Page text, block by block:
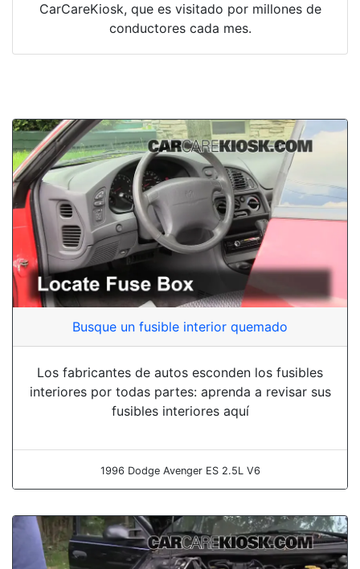
CarCareKiosk, que es visitado por millones de
conductores cada mes.
Busque un fusible interior quemado
Los fabricantes de autos esconden los fusibles
interiores por todas partes: aprenda a revisar sus
fusibles interiores aquí
1996 Dodge Avenger ES 2.5L V6